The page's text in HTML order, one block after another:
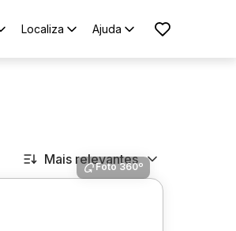
Localiza Ajuda
Mais relevantes
Foto 360º